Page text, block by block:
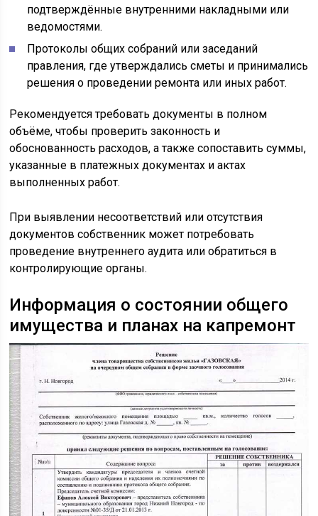
подтверждённые внутренними накладными или
ведомостями.
Протоколы общих собраний или заседаний
правления, где утверждались сметы и принимались
решения о проведении ремонта или иных работ.
Рекомендуется требовать документы в полном
объёме, чтобы проверить законность и
обоснованность расходов, а также сопоставить суммы,
указанные в платежных документах и актах
выполненных работ.
При выявлении несоответствий или отсутствия
документов собственник может потребовать
проведение внутреннего аудита или обратиться в
контролирующие органы.
Информация о состоянии общего
имущества и планах на капремонт